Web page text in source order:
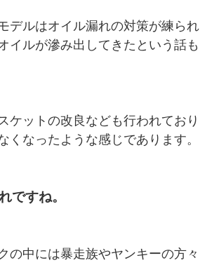
デルはオイル漏れの対策が練られ
イルが滲み出してきたという話も
ケットの改良なども行われており
なったような感じであります。
ですね。
の中には暴走族やヤンキーの方々